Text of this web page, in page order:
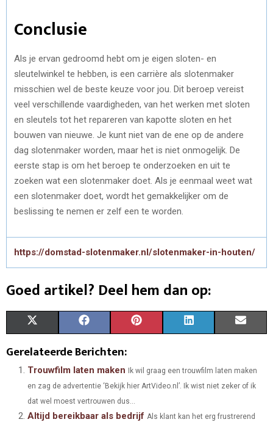
Conclusie
Als je ervan gedroomd hebt om je eigen sloten- en
sleutelwinkel te hebben, is een carrière als slotenmaker
misschien wel de beste keuze voor jou. Dit beroep vereist
veel verschillende vaardigheden, van het werken met sloten
en sleutels tot het repareren van kapotte sloten en het
bouwen van nieuwe. Je kunt niet van de ene op de andere
dag slotenmaker worden, maar het is niet onmogelijk. De
eerste stap is om het beroep te onderzoeken en uit te
zoeken wat een slotenmaker doet. Als je eenmaal weet wat
een slotenmaker doet, wordt het gemakkelijker om de
beslissing te nemen er zelf een te worden.
https://domstad-slotenmaker.nl/slotenmaker-in-houten/
Goed artikel? Deel hem dan op:
R
T
W
I
R
C
E R
T
A
R
N
K R
I
Gerelateerde Berichten:
Trouwfilm laten maken Ik wil graag een trouwfilm laten maken
en zag de advertentie ‘Bekijk hier ArtVideo.nl’. Ik wist niet zeker of ik
dat wel moest vertrouwen dus...
Altijd bereikbaar als bedrijf Als klant kan het erg frustrerend